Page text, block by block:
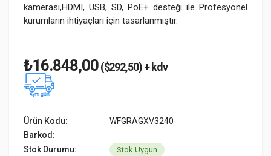
kamerası,HDMI, USB, SD, PoE+ desteği ile Profesyonel
kurumların ihtiyaçları için tasarlanmıştır.
₺16.848,00($292,50) + kdv
Ürün Kodu:
WFGRAGXV3240
Barkod:
Stok Durumu:
Stok Uygun